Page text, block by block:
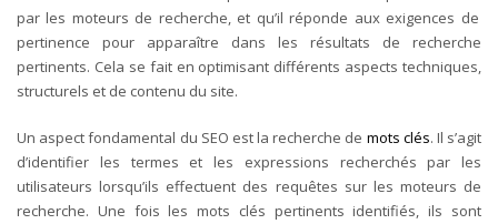
par les moteurs de recherche, et qu’il réponde aux exigences de
pertinence pour apparaître dans les résultats de recherche
pertinents. Cela se fait en optimisant différents aspects techniques,
structurels et de contenu du site.
Un aspect fondamental du SEO est la recherche de mots clés. Il s’agit
d’identifier les termes et les expressions recherchés par les
utilisateurs lorsqu’ils effectuent des requêtes sur les moteurs de
recherche. Une fois les mots clés pertinents identifiés, ils sont